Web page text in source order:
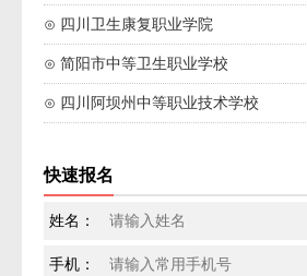
⊙ 四川卫生康复职业学院
⊙ 简阳市中等卫生职业学校
⊙ 四川阿坝州中等职业技术学校
快速报名
姓名：
手机：